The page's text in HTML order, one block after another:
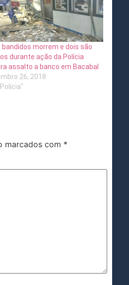
bandidos morrem e dois são
durante ação da Polícia
assalto a banco em Bacabal
26, 2018
marcados com *